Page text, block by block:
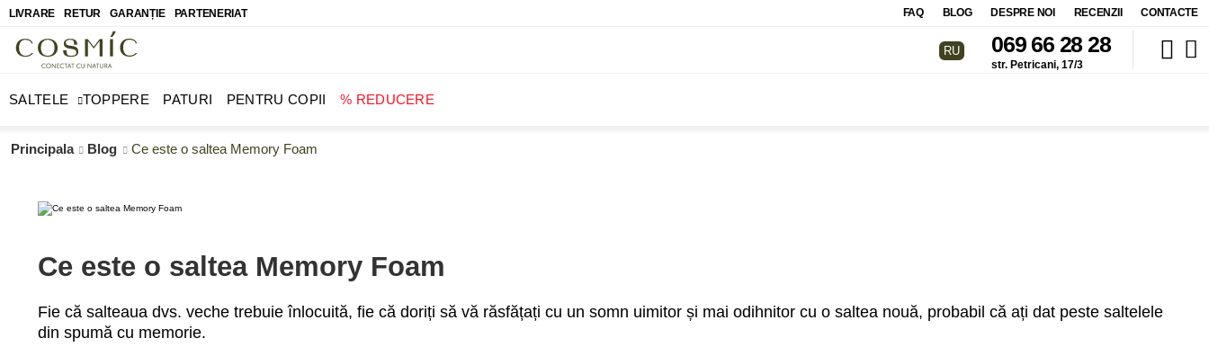
LIVRARE RETUR GARANȚIE PARTENERIAT FAQ BLOG DESPRE NOI RECENZII CONTACTE
RU 069 66 28 28
str. Petricani, 17/3
SALTELE TOPPERE PATURI PENTRU COPII % REDUCERE
Principala Blog Ce este o saltea Memory Foam
Ce este o saltea Memory Foam
Fie că salteaua dvs. veche trebuie înlocuită, fie că doriți să vă răsfățați cu un somn uimitor și mai odihnitor cu o saltea nouă, probabil că ați dat peste saltelele
din spumă cu memorie.